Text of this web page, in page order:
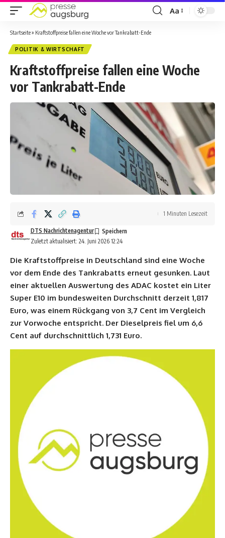
Aa
Startseite» Kraftstoffpreise fallen eine Woche vor Tankrabatt-Ende
POLITIK & WIRTSCHAFT
Kraftstoffpreise fallen eine Woche
vor Tankrabatt-Ende
Zuletzt aktualisiert: 24. Juni 2026 12:24
DTS Nachrichtenagentur
1 Minuten Lesezeit
Die Kraftstoffpreise in Deutschland sind eine Woche
vor dem Ende des Tankrabatts erneut gesunken. Laut
einer aktuellen Auswertung des ADAC kostet ein Liter
Super E10 im bundesweiten Durchschnitt derzeit 1,817
Euro, was einem Rückgang von 3,7 Cent im Vergleich
zur Vorwoche entspricht. Der Dieselpreis fiel um 6,6
Cent auf durchschnittlich 1,731 Euro.